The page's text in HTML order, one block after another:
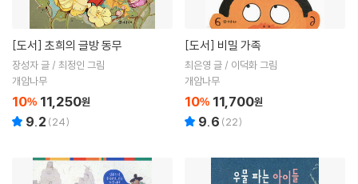
[도서] 초희의 글방 동무
장성자 글 / 최정인 그림
개암나무
10% 11,250원
9.2 (24)
[도서] 비밀 가족
최은영 글 / 이덕화 그림
개암나무
10% 11,700원
9.6 (22)